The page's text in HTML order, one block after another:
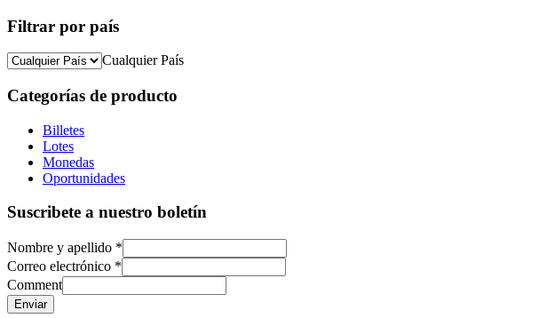
Filtrar por país
Cualquier País
Categorías de producto
Billetes
Lotes
Monedas
Oportunidades
Suscribete a nuestro boletín
Nombre y apellido *
Correo electrónico *
Comment
Enviar